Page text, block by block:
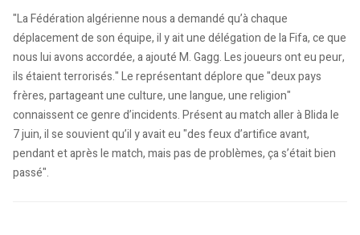
"La Fédération algérienne nous a demandé qu’à chaque
déplacement de son équipe, il y ait une délégation de la Fifa, ce que
nous lui avons accordée, a ajouté M. Gagg. Les joueurs ont eu peur,
ils étaient terrorisés." Le représentant déplore que "deux pays
frères, partageant une culture, une langue, une religion"
connaissent ce genre d’incidents. Présent au match aller à Blida le
7 juin, il se souvient qu’il y avait eu "des feux d’artifice avant,
pendant et après le match, mais pas de problèmes, ça s’était bien
passé".